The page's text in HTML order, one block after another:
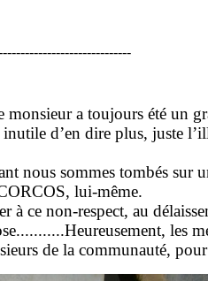
a toujours été un
d’en dire plus, juste
nous sommes tombés
lui-même.
ce non-respect, au
les
de la communauté,